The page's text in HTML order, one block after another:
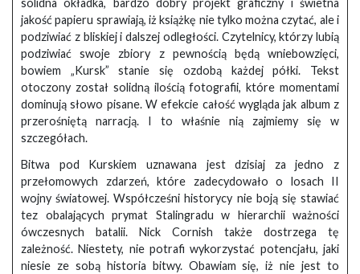
jakość papieru sprawiają, iż książkę nie tylko można czytać, ale i
podziwiać z bliskiej i dalszej odległości. Czytelnicy, którzy lubią
podziwiać swoje zbiory z pewnością będą wniebowzięci,
bowiem „Kursk” stanie się ozdobą każdej półki. Tekst
otoczony został solidną ilością fotografii, które momentami
dominują słowo pisane. W efekcie całość wygląda jak album z
przerośniętą narracją. I to właśnie nią zajmiemy się w
szczegółach.
Bitwa pod Kurskiem uznawana jest dzisiaj za jedno z
przełomowych zdarzeń, które zadecydowało o losach II
wojny światowej. Współcześni historycy nie boją się stawiać
tez obalających prymat Stalingradu w hierarchii ważności
ówczesnych batalii. Nick Cornish także dostrzega tę
zależność. Niestety, nie potrafi wykorzystać potencjału, jaki
niesie ze sobą historia bitwy. Obawiam się, iż nie jest to